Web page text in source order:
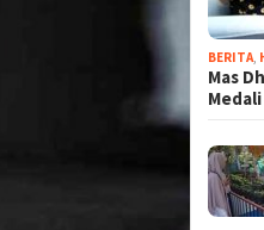
BERITA
Mas
Medali